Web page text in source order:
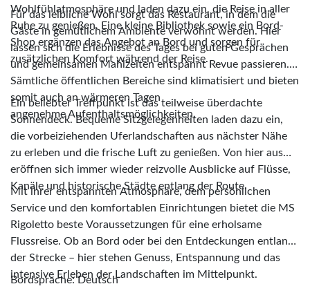
Wohlfühlatmosphäre und laden dazu ein, die Reise in aller
Ruhe zu genießen. Eine kleine Bibliothek sowie ein Bord-
Shop ergänzen das Angebot an Bord und sorgen für
zusätzlichen Komfort während der Reise.
Für das leibliche Wohl sorgt das Restaurant, in dem die
Gäste in gemütlichem Ambiente verwöhnt werden. Hier
lassen sich die Erlebnisse des Tages bei guten Gesprächen
und gemeinsamen Mahlzeiten entspannt Revue passieren.
Sämtliche öffentlichen Bereiche sind klimatisiert und bieten
somit auch an wärmeren Tagen
angenehme Aufenthaltsmöglichkeiten.
Ein beliebter Treffpunkt ist das teilweise überdachte
Sonnendeck. Bequeme Sitzgelegenheiten laden dazu ein,
die vorbeiziehenden Uferlandschaften aus nächster Nähe
zu erleben und die frische Luft zu genießen. Von hier aus
eröffnen sich immer wieder reizvolle Ausblicke auf Flüsse,
Kanäle und historische Städte entlang der Route.
Mit ihrer entspannten Atmosphäre, dem persönlichen
Service und den komfortablen Einrichtungen bietet die MS
Rigoletto beste Voraussetzungen für eine erholsame
Flussreise. Ob an Bord oder bei den Entdeckungen entlang
der Strecke – hier stehen Genuss, Entspannung und das
intensive Erleben der Landschaften im Mittelpunkt.
Bordsprache: Deutsch